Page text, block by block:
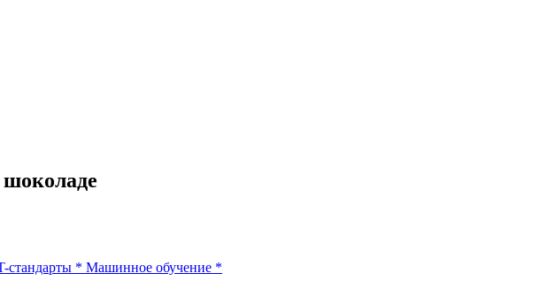
стандарты * Машинное обучение *